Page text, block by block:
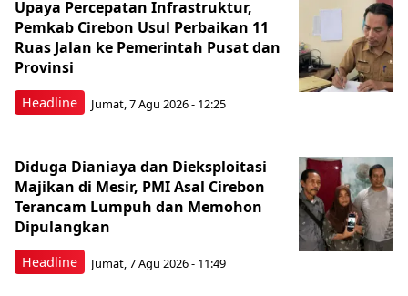
Headline
Upaya Percepatan Infrastruktur,
Pemkab Cirebon Usul Perbaikan 11
Ruas Jalan ke Pemerintah Pusat dan
Provinsi
Jumat, 7 Agu 2026 - 12:25
Headline
Diduga Dianiaya dan Dieksploitasi
Majikan di Mesir, PMI Asal Cirebon
Terancam Lumpuh dan Memohon
Dipulangkan
Jumat, 7 Agu 2026 - 11:49